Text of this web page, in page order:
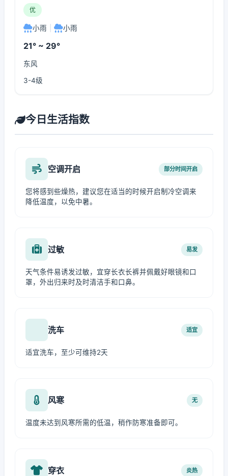
优
小雨 小雨
21° ~ 29°
东风
3-4级
今日生活指数
空调开启 部分时间开启
您将感到些燥热，建议您在适当的时候开启制冷空调来
降低温度，以免中暑。
过敏 易发
天气条件易诱发过敏，宜穿长衣长裤并佩戴好眼镜和口
罩，外出归来时及时清洁手和口鼻。
洗车 适宜
适宜洗车，至少可维持2天
风寒 无
温度未达到风寒所需的低温，稍作防寒准备即可。
穿衣 炎热